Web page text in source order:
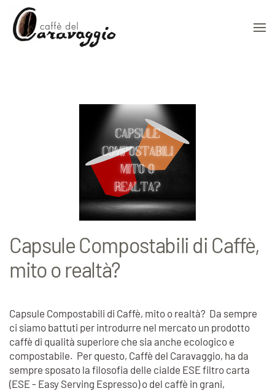
Skip to main content
Capsule Compostabili di Caffè,
mito o realtà?
Capsule Compostabili di Caffè, mito o realtà? Da sempre
ci siamo battuti per introdurre nel mercato un prodotto
caffè di qualità superiore che sia anche ecologico e
compostabile. Per questo, Caffè del Caravaggio, ha da
sempre sposato la filosofia delle cialde ESE filtro carta
(ESE - Easy Serving Espresso) o del caffè in grani,